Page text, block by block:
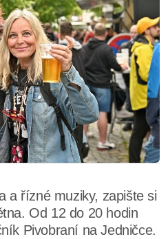
a řízné muziky, zapište si
Od 12 do 20 hodin
Pivobraní na Jedničce.